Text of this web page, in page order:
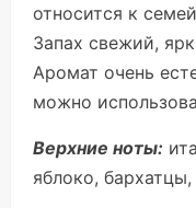
относится к
Запах свежий,
Аромат очень
можно
Верхние ноты:
яблоко,